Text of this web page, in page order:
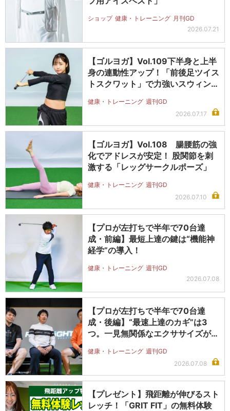
ショップ 健康・トレーニング 月刊GD
2026.07.21
【ゴルヨガ】Vol.109下半身と上半
身の連動性アップ！「前後足ツイス
トスクワット」で力強いスウィン…
健康・トレーニング 週刊GD
2026.07.17
【ゴルヨガ】Vol.108 腸腰筋の強
化でアドレスが安定！ 股関節を刺
激する「レッグサークルポーズ」
健康・トレーニング 週刊GD
2026.07.10
【プロが左打ちで半年で70台達
成・前編】最短上達の鍵は“機能神
経学”の導入！
健康・トレーニング 週刊GD
2026.07.08
【プロが左打ちで半年で70台達
成・後編】“最速上達のカギ”は3
つ。一見無関係なエクササイズがス
健康・トレーニング 週刊GD
2026.07.08
【プレゼント】飛距離が伸びるスト
レッチ！「GRIT FIT」の無料体験